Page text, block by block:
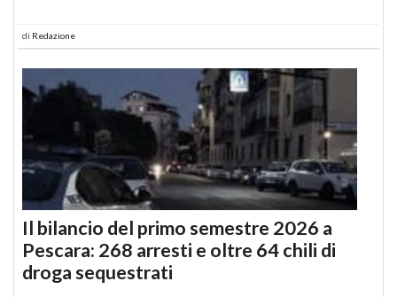
di Redazione
Il bilancio del primo semestre 2026 a
Pescara: 268 arresti e oltre 64 chili di
droga sequestrati